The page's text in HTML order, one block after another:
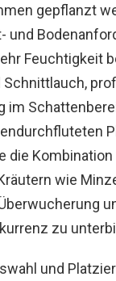
gepflanzt
und
Feuchtigkeit
Schnittlauch,
im
die
wie
zu
und